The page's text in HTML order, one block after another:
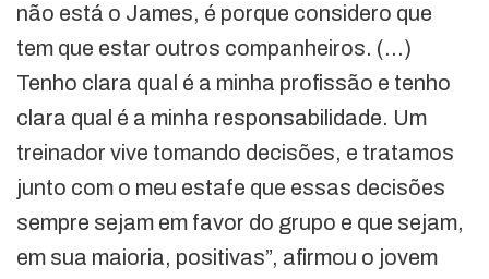
não está o James, é porque considero que
tem que estar outros companheiros. (…)
Tenho clara qual é a minha profissão e tenho
clara qual é a minha responsabilidade. Um
treinador vive tomando decisões, e tratamos
junto com o meu estafe que essas decisões
sempre sejam em favor do grupo e que sejam,
em sua maioria, positivas”, afirmou o jovem